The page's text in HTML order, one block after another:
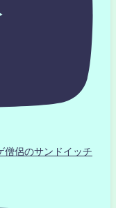
侶のサンドイッチ